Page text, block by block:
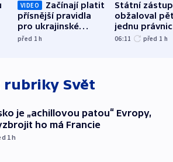
VIDEO
Začínají platit
přísnější pravidla
pro ukrajinské
uprchlíky
před 1h
Státní
obžaloval
jednu
osobu v
06:11 před 1 h
rubriky Svět
je „achillovou patou“ Evropy,
ho má Francie
1h